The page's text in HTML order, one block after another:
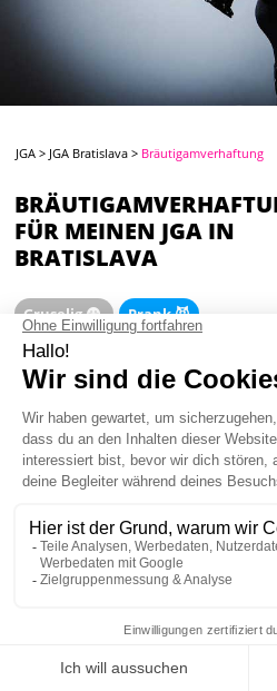
JGA > JGA Bratislava > Bräutigamverhaftung
FÜR MEINEN JGA IN
BRATISLAVA
Gruselig 😨 Prank 😈
WAS IST ENTHALTEN?
Verhaftung des
Polizisten in der Bar
15-minütige Striptease-
1 Freibier pro
Mein JGA in Bratislava